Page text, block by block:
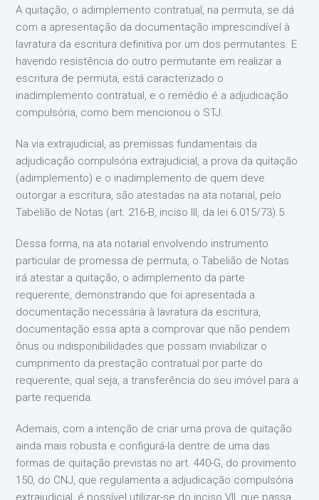
A quitação, o adimplemento contratual, na permuta, se dá
com a apresentação da documentação imprescindível à
lavratura da escritura definitiva por um dos permutantes. E
havendo resistência do outro permutante em realizar a
escritura de permuta, está caracterizado o
inadimplemento contratual, e o remédio é a adjudicação
compulsória, como bem mencionou o STJ.
Na via extrajudicial, as premissas fundamentais da
adjudicação compulsória extrajudicial, a prova da quitação
(adimplemento) e o inadimplemento de quem deve
outorgar a escritura, são atestadas na ata notarial, pelo
Tabelião de Notas (art. 216-B, inciso III, da lei 6.015/73).5
Dessa forma, na ata notarial envolvendo instrumento
particular de promessa de permuta, o Tabelião de Notas
irá atestar a quitação, o adimplemento da parte
requerente, demonstrando que foi apresentada a
documentação necessária à lavratura da escritura,
documentação essa apta a comprovar que não pendem
ônus ou indisponibilidades que possam inviabilizar o
cumprimento da prestação contratual por parte do
requerente, qual seja, a transferência do seu imóvel para a
parte requerida.
Ademais, com a intenção de criar uma prova de quitação
ainda mais robusta e configurá-la dentre de uma das
formas de quitação previstas no art. 440-G, do provimento
150, do CNJ, que regulamenta a adjudicação compulsória
extrajudicial, é possível utilizar-se do inciso VII, que passa